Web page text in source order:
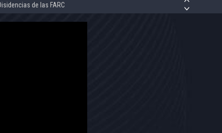
de las FARC
Venezuela Nicolás Maduro